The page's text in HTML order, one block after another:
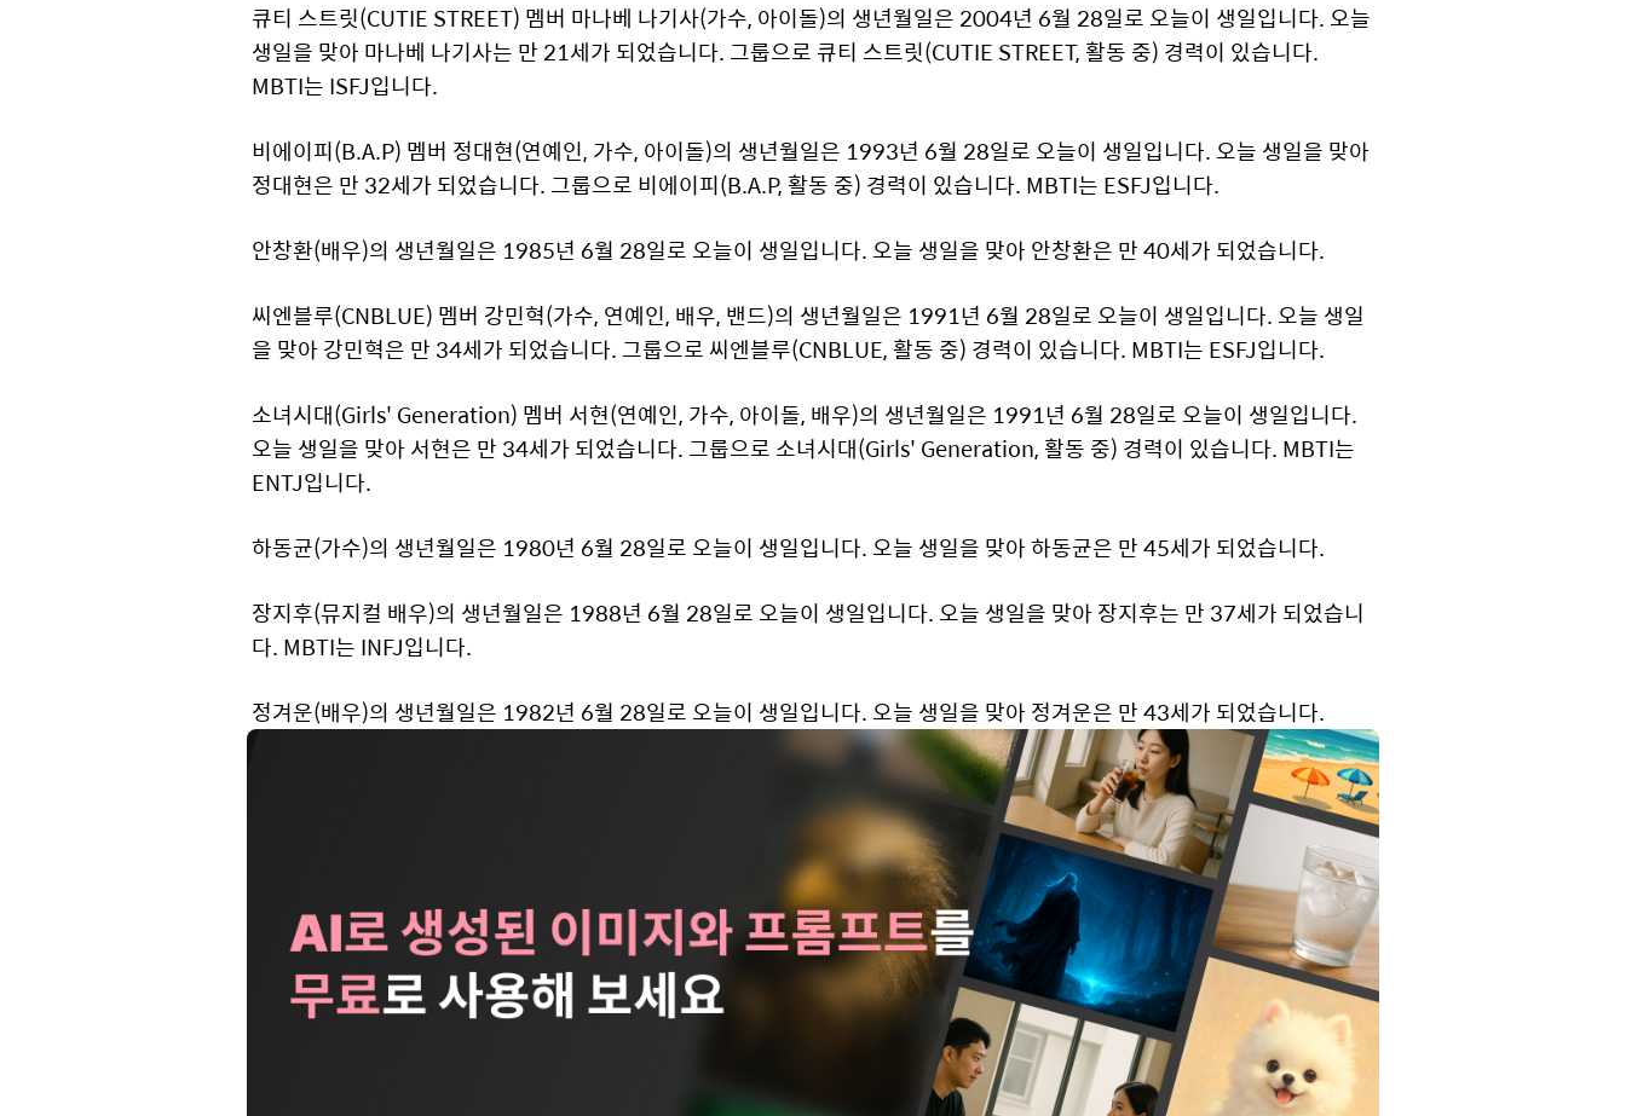
큐티 스트릿(CUTIE STREET) 멤버 마나베 나기사(가수, 아이돌)의 생년월일은 2004년 6월 28일로 오늘이 생일입니다. 오늘
생일을 맞아 마나베 나기사는 만 21세가 되었습니다. 그룹으로 큐티 스트릿(CUTIE STREET, 활동 중) 경력이 있습니다.
MBTI는 ISFJ입니다.
비에이피(B.A.P) 멤버 정대현(연예인, 가수, 아이돌)의 생년월일은 1993년 6월 28일로 오늘이 생일입니다. 오늘 생일을 맞아
정대현은 만 32세가 되었습니다. 그룹으로 비에이피(B.A.P, 활동 중) 경력이 있습니다. MBTI는 ESFJ입니다.
안창환(배우)의 생년월일은 1985년 6월 28일로 오늘이 생일입니다. 오늘 생일을 맞아 안창환은 만 40세가 되었습니다.
씨엔블루(CNBLUE) 멤버 강민혁(가수, 연예인, 배우, 밴드)의 생년월일은 1991년 6월 28일로 오늘이 생일입니다. 오늘 생일
을 맞아 강민혁은 만 34세가 되었습니다. 그룹으로 씨엔블루(CNBLUE, 활동 중) 경력이 있습니다. MBTI는 ESFJ입니다.
소녀시대(Girls' Generation) 멤버 서현(연예인, 가수, 아이돌, 배우)의 생년월일은 1991년 6월 28일로 오늘이 생일입니다.
오늘 생일을 맞아 서현은 만 34세가 되었습니다. 그룹으로 소녀시대(Girls' Generation, 활동 중) 경력이 있습니다. MBTI는
ENTJ입니다.
하동균(가수)의 생년월일은 1980년 6월 28일로 오늘이 생일입니다. 오늘 생일을 맞아 하동균은 만 45세가 되었습니다.
장지후(뮤지컬 배우)의 생년월일은 1988년 6월 28일로 오늘이 생일입니다. 오늘 생일을 맞아 장지후는 만 37세가 되었습니
다. MBTI는 INFJ입니다.
정겨운(배우)의 생년월일은 1982년 6월 28일로 오늘이 생일입니다. 오늘 생일을 맞아 정겨운은 만 43세가 되었습니다.